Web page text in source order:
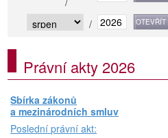
/
Právní akty 2026
Sbírka zákonů
a mezinárodních smluv
Poslední právní akt: